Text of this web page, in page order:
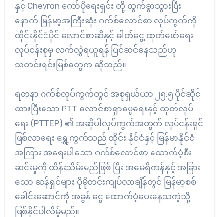
နှင့် Chevron ကော်ပိုရေးရှင်း တို့ ထွက်ခွာသွားပြီး
နောက် မြန်မာ့အကြီးဆုံး ဂက်စ်လောင်စာ လုပ်ကွက်ကို
ထိုင်းနိုင်ငံပိုင် လောင်စာဆီနှင့် ဓါတ်ငွေ့ ထုတ်ဖော်‌‌ရေး
လုပ်ငန်းစုမှ လက်လွှဲရယူရန် ပြင်ဆင်နေသည်ဟု
သတင်းရင်းမြစ်တွေက ဆိုသည်။
ရတနာ ဂက်စ်လုပ်ကွက်တွင် အစုရှယ်ယာ ၂၅.၅ ပိုင်ဆိုင်
ထားပြီးသော PTT လောင်စာရှာဖွေရေးနှင့် ထုတ်လုပ်
ရေး (PTTEP) ၏ အဆိုပါလုပ်ကွက်အတွက် လုပ်ငန်းရှင်
ဖြစ်လာရေး ရွှေ့ကွက်သည် ထိုင်း နိုင်ငံနှင့် မြန်မာနိုင်ငံ
အကြား အရေးပါသော ဂက်စ်လောင်စာ ထောက်ပံ့စီး
ဆင်းမှုကို ထိန်းသိမ်းမည်ဖြစ် ပြီး အမေရိကန်နှင့် အခြား
သော ဆန်ရှင်များ ပိုမိုတင်းကျပ်လာချိန်တွင် မြန်မာ့စစ်
ခေါင်းဆောင်ကို အခွန် ငွေ ထောက်ပံ့ပေးနေသကဲ့သို့
ဖြစ်နိုင်ပါလိမ့်မည်။